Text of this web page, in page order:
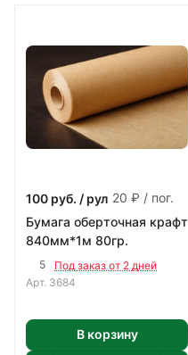
100 руб. / рул 20 ₽ / пог.
Бумага оберточная крафт
840мм*1м 80гр.
5
Под заказ от 2 дней
Арт. 3684
В корзину